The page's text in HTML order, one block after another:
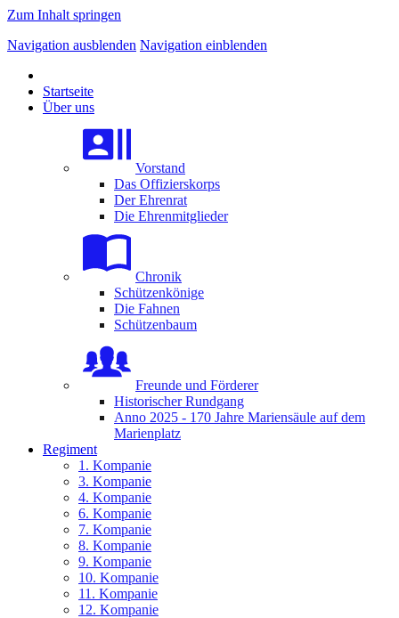
Zum Inhalt springen
Navigation ausblenden Navigation einblenden
Startseite
Über uns
Vorstand
Das Offizierskorps
Der Ehrenrat
Die Ehrenmitglieder
Chronik
Schützenkönige
Die Fahnen
Schützenbaum
Freunde und Förderer
Historischer Rundgang
Anno 2025 - 170 Jahre Mariensäule auf dem
Marienplatz
Regiment
1. Kompanie
3. Kompanie
4. Kompanie
6. Kompanie
7. Kompanie
8. Kompanie
9. Kompanie
10. Kompanie
11. Kompanie
12. Kompanie